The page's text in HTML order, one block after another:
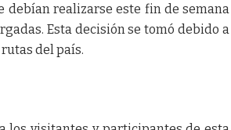
debían realizarse este fin de semana
Esta decisión se tomó debido a
del país.